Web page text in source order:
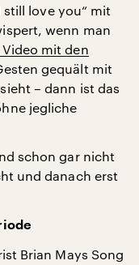
still love you“ mit
wenn man
mit den
gequält mit
– dann ist das
jegliche
schon gar nicht
und danach erst
Brian Mays Song